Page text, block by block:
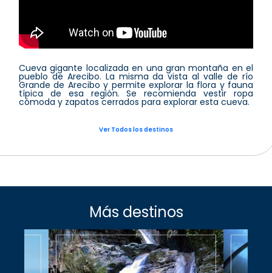
Cueva gigante localizada en una gran montaña en el
pueblo de Arecibo. La misma da vista al valle de río
Grande de Arecibo y permite explorar la flora y fauna
típica de esa región. Se recomienda vestir ropa
cómoda y zapatos cerrados para explorar esta cueva.
Ver Todos los destinos
Más destinos